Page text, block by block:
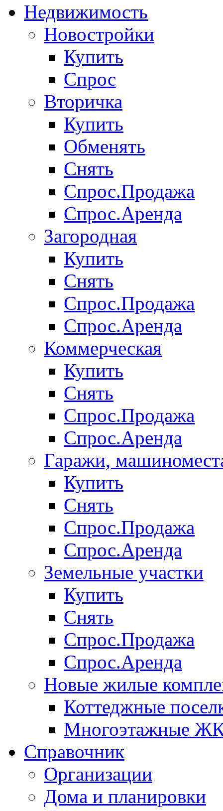
Недвижимость
Новостройки
Купить
Спрос
Вторичка
Купить
Обменять
Снять
Спрос.Продажа
Спрос.Аренда
Загородная
Купить
Снять
Спрос.Продажа
Спрос.Аренда
Коммерческая
Купить
Снять
Спрос.Продажа
Спрос.Аренда
Гаражи,
Купить
Снять
Спрос.Продажа
Спрос.Аренда
Земельные участки
Купить
Снять
Спрос.Продажа
Спрос.Аренда
Новые жилые
Коттеджные
Многоэтажные
Справочник
Организации
Дома и планировки